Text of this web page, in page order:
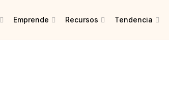
Emprende Recursos Tendencia